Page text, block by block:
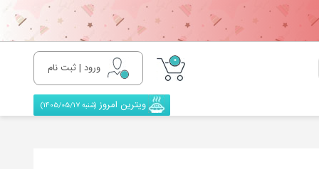
0
ورود | ثبت نام
ویترین امروز(شنبه 1405/05/17)